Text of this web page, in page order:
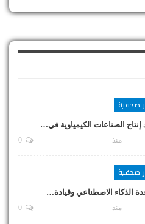
صحفية
الصناعات الكيمياوية في…
منذ
صحفية
الذكاء الاصطناعي وقيادة…
منذ